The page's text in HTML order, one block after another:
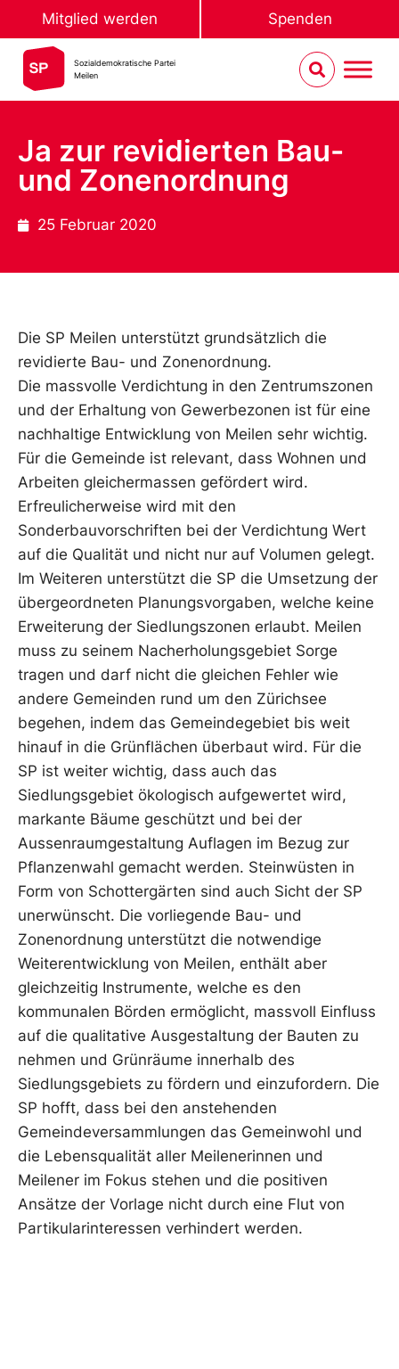
Mitglied werden Spenden
Sozialdemokratische Partei
Meilen
Ja zur revidierten Bau-
und Zonenordnung
25 Februar 2020
Die SP Meilen unterstützt grundsätzlich die
revidierte Bau- und Zonenordnung.
Die massvolle Verdichtung in den Zentrumszonen
und der Erhaltung von Gewerbezonen ist für eine
nachhaltige Entwicklung von Meilen sehr wichtig.
Für die Gemeinde ist relevant, dass Wohnen und
Arbeiten gleichermassen gefördert wird.
Erfreulicherweise wird mit den
Sonderbauvorschriften bei der Verdichtung Wert
auf die Qualität und nicht nur auf Volumen gelegt.
Im Weiteren unterstützt die SP die Umsetzung der
übergeordneten Planungsvorgaben, welche keine
Erweiterung der Siedlungszonen erlaubt. Meilen
muss zu seinem Nacherholungsgebiet Sorge
tragen und darf nicht die gleichen Fehler wie
andere Gemeinden rund um den Zürichsee
begehen, indem das Gemeindegebiet bis weit
hinauf in die Grünflächen überbaut wird. Für die
SP ist weiter wichtig, dass auch das
Siedlungsgebiet ökologisch aufgewertet wird,
markante Bäume geschützt und bei der
Aussenraumgestaltung Auflagen im Bezug zur
Pflanzenwahl gemacht werden. Steinwüsten in
Form von Schottergärten sind auch Sicht der SP
unerwünscht. Die vorliegende Bau- und
Zonenordnung unterstützt die notwendige
Weiterentwicklung von Meilen, enthält aber
gleichzeitig Instrumente, welche es den
kommunalen Börden ermöglicht, massvoll Einfluss
auf die qualitative Ausgestaltung der Bauten zu
nehmen und Grünräume innerhalb des
Siedlungsgebiets zu fördern und einzufordern. Die
SP hofft, dass bei den anstehenden
Gemeindeversammlungen das Gemeinwohl und
die Lebensqualität aller Meilenerinnen und
Meilener im Fokus stehen und die positiven
Ansätze der Vorlage nicht durch eine Flut von
Partikularinteressen verhindert werden.